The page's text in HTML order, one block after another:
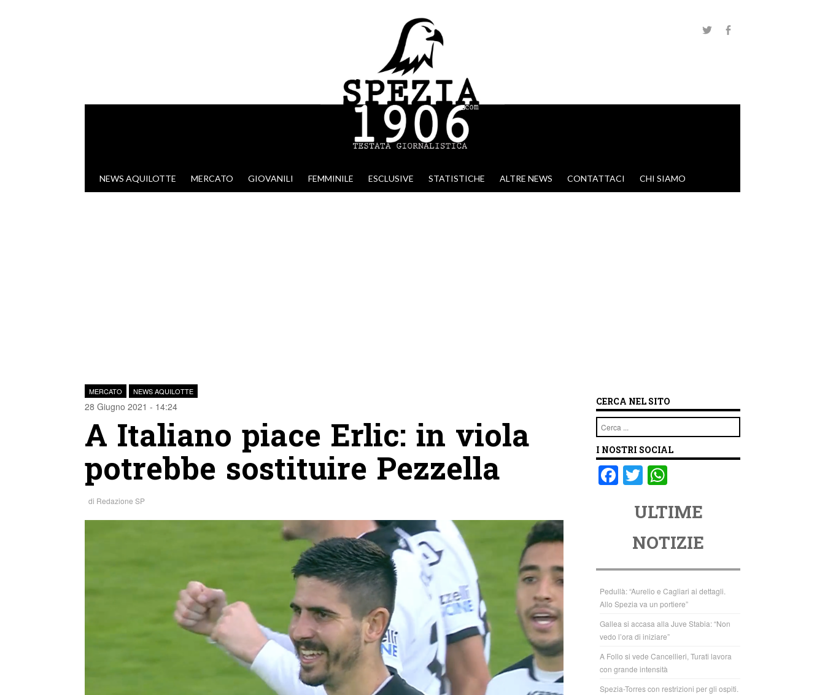
VAI AL CONTENUTO
NEWS AQUILOTTE MERCATO GIOVANILI FEMMINILE ESCLUSIVE STATISTICHE ALTRE NEWS CONTATTACI CHI SIAMO
MERCATO NEWS AQUILOTTE
28 Giugno 2021 - 14:24
A Italiano piace Erlic: in viola
potrebbe sostituire Pezzella
di Redazione SP
CERCA NEL SITO
Cerca
I NOSTRI SOCIAL
F
o
o
k
T
tt
er
at
s
A
p
p
ULTIME
NOTIZIE
Pedullà: “Aurelio e Cagliari ai dettagli.
Allo Spezia va un portiere”
Gallea si accasa alla Juve Stabia: “Non
vedo l’ora di iniziare”
A Follo si vede Cancellieri, Turati lavora
con grande intensità
Spezia-Torres con restrizioni per gli ospiti.